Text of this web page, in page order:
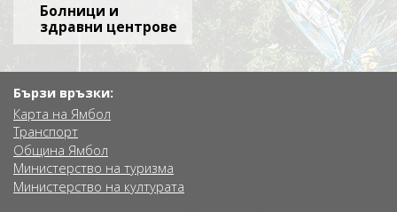
Болници и
здравни центрове
Бързи връзки:
Карта на Ямбол
Транспорт
Община Ямбол
Министерство на туризма
Министерство на културата